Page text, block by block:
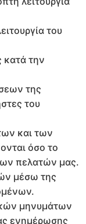
του
κατά την
της
του
και των
όσο το
πελατών μας.
μέσω της
μηνυμάτων
ενημέρωσης